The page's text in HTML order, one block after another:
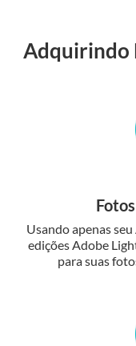
Adquirindo
Usando apenas
edições Adobe
para suas